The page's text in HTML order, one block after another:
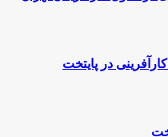
در پایتخت